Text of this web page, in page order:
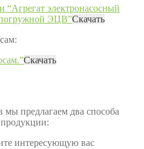
“Агрегат электронасосный
ЭЦВ”Скачать
Скачать
мы предлагаем два способа
интересующую вас